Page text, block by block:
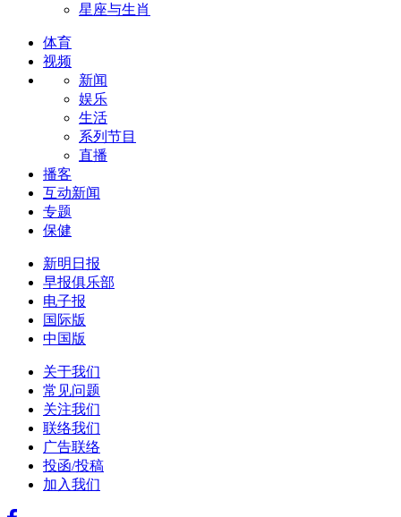
星座与生肖
体育
视频
新闻
娱乐
生活
系列节目
直播
播客
互动新闻
专题
保健
新明日报
早报俱乐部
电子报
国际版
中国版
关于我们
常见问题
关注我们
联络我们
广告联络
投函/投稿
加入我们